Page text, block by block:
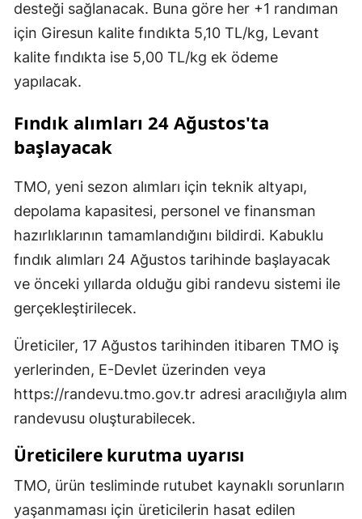
desteği sağlanacak. Buna göre her +1 randıman
için Giresun kalite fındıkta 5,10 TL/kg, Levant
kalite fındıkta ise 5,00 TL/kg ek ödeme
yapılacak.
Fındık alımları 24 Ağustos'ta
başlayacak
TMO, yeni sezon alımları için teknik altyapı,
depolama kapasitesi, personel ve finansman
hazırlıklarının tamamlandığını bildirdi. Kabuklu
fındık alımları 24 Ağustos tarihinde başlayacak
ve önceki yıllarda olduğu gibi randevu sistemi ile
gerçekleştirilecek.
Üreticiler, 17 Ağustos tarihinden itibaren TMO iş
yerlerinden, E-Devlet üzerinden veya
https://randevu.tmo.gov.tr adresi aracılığıyla alım
randevusu oluşturabilecek.
Üreticilere kurutma uyarısı
TMO, ürün tesliminde rutubet kaynaklı sorunların
yaşanmaması için üreticilerin hasat edilen